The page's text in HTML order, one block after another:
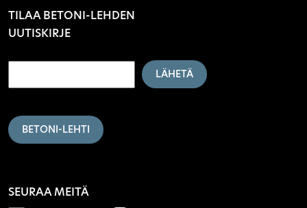
TILAA BETONI-LEHDEN
UUTISKIRJE
LÄHETÄ
BETONI-LEHTI
SEURAA MEITÄ